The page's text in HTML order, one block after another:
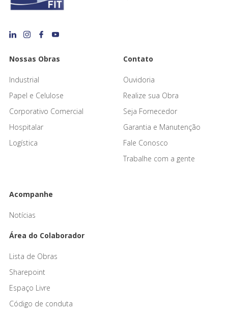
Nossas Obras
Industrial
Papel e Celulose
Corporativo Comercial
Hospitalar
Logística
Contato
Ouvidoria
Realize sua Obra
Seja Fornecedor
Garantia e Manutenção
Fale Conosco
Trabalhe com a gente
Acompanhe
Notícias
Área do Colaborador
Lista de Obras
Sharepoint
Espaço Livre
Código de conduta